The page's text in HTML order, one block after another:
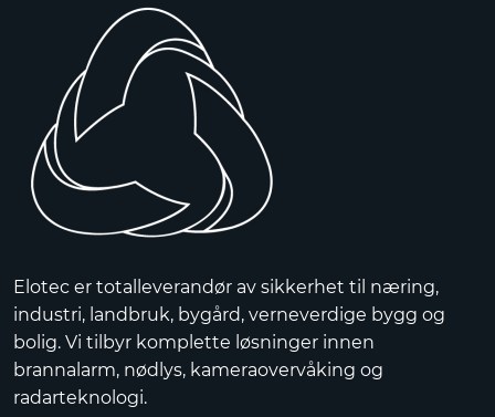
Elotec er totalleverandør av sikkerhet til næring,
industri, landbruk, bygård, verneverdige bygg og
bolig. Vi tilbyr komplette løsninger innen
brannalarm, nødlys, kameraovervåking og
radarteknologi.